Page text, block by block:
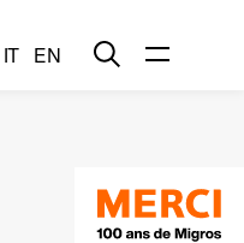
IT EN